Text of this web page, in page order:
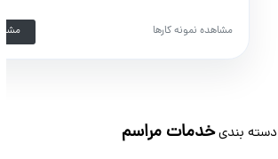
مشاهده نمونه کارها
دسته بندیخدمات مراسم